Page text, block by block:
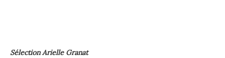
Sélection Arielle Granat